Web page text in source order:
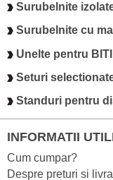
Surubelnite
Surubelnite cu
Unelte pentru BITI
Seturi
Standuri pentru
INFORMATII
Cum cumpar?
Despre preturi si